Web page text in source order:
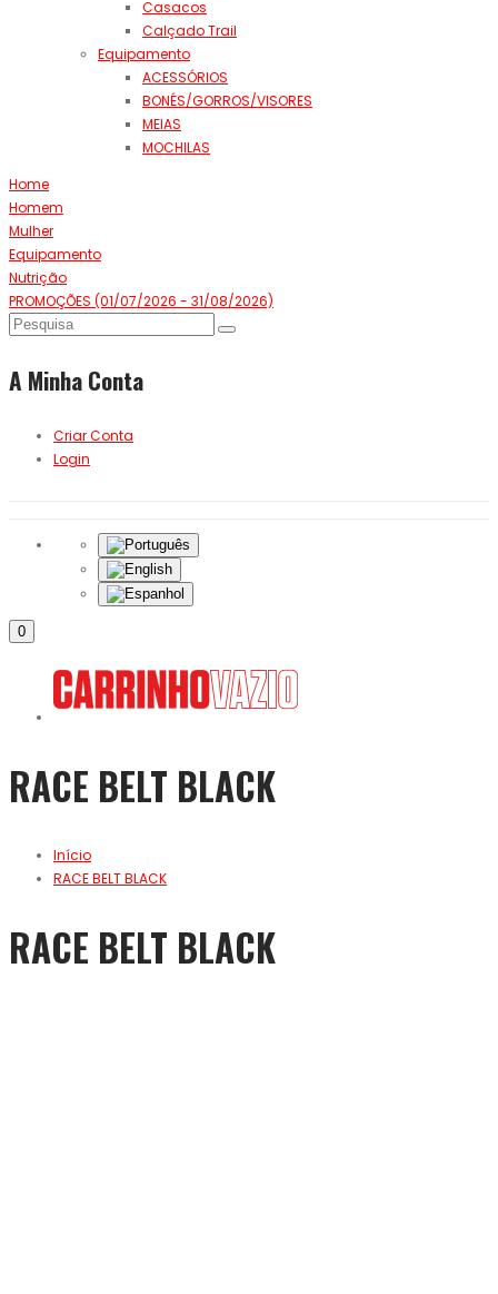
Casacos
Calçado Trail
Equipamento
ACESSÓRIOS
BONÉS/GORROS/VISORES
MEIAS
MOCHILAS
Home
Homem
Mulher
Equipamento
Nutrição
PROMOÇÕES (01/07/2026 - 31/08/2026)
A Minha Conta
Criar Conta
Login
0
RACE BELT BLACK
Início
RACE BELT BLACK
RACE BELT BLACK